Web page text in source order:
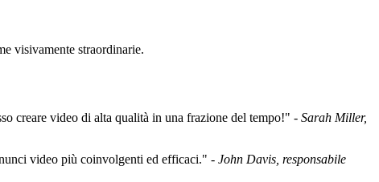
visivamente straordinarie.
creare video di alta qualità in una frazione del tempo!" - Sarah Miller,
video più coinvolgenti ed efficaci." - John Davis, responsabile